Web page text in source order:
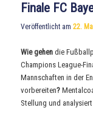
Finale FC
Veröffentlicht am22.
Wiegehen die
Champions League-
Mannschaften in der
vorbereiten?
Stellung und